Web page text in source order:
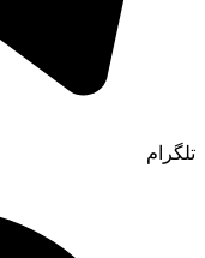
تلگرام